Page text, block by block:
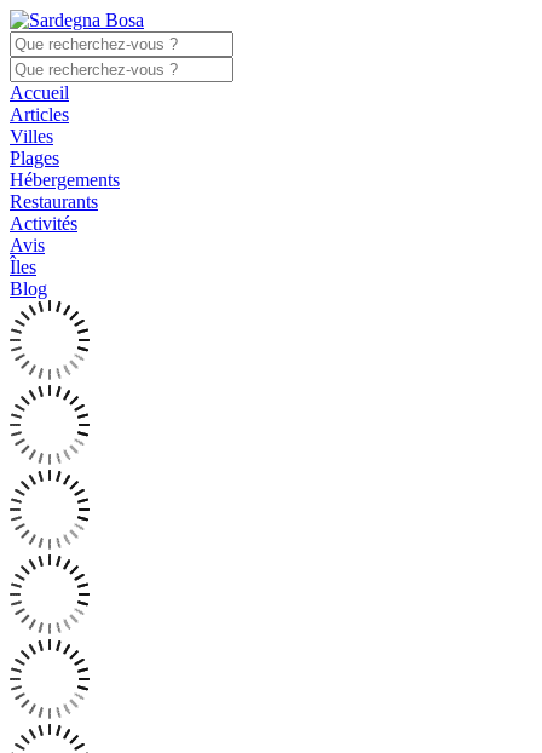
Accueil
Articles
Villes
Plages
Hébergements
Restaurants
Activités
Avis
Îles
Blog